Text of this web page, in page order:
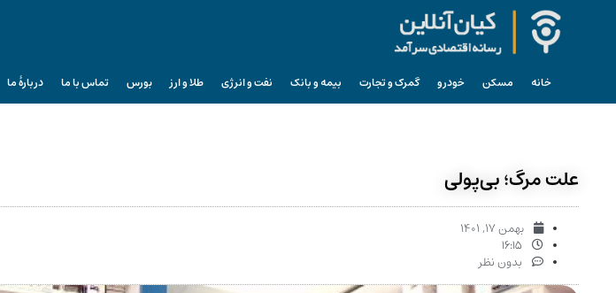
خانه مسکن خودرو گمرک و تجارت بیمه و بانک نفت و انرژی طلا و ارز بورس تماس با ما دربارۀ ما
علت مرگ؛ بی‌پولی
بهمن ۱۷, ۱۴۰۱
۱۶:۱۵
بدون نظر